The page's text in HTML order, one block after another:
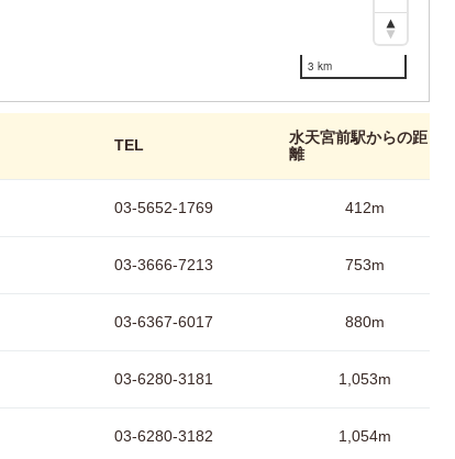
3 km
TEL
水天宮前駅からの距
離
03-5652-1769 412m
03-3666-7213 753m
03-6367-6017 880m
03-6280-3181 1,053m
03-6280-3182 1,054m